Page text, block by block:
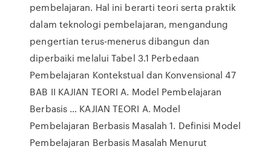
pembelajaran. Hal ini berarti teori serta praktik
dalam teknologi pembelajaran, mengandung
pengertian terus-menerus dibangun dan
diperbaiki melalui Tabel 3.1 Perbedaan
Pembelajaran Kontekstual dan Konvensional 47
BAB II KAJIAN TEORI A. Model Pembelajaran
Berbasis … KAJIAN TEORI A. Model
Pembelajaran Berbasis Masalah 1. Definisi Model
Pembelajaran Berbasis Masalah Menurut